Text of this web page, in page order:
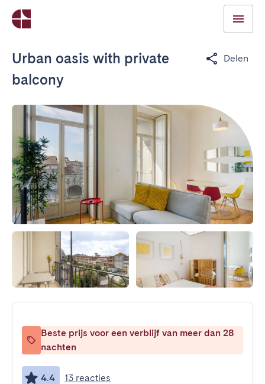
Urban oasis with private
balcony
Delen
Beste prijs voor een verblijf van meer dan 28
nachten
4.4 13 reacties